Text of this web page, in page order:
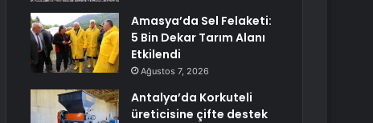
Amasya’da Sel Felaketi:
5 Bin Dekar Tarım Alanı
Etkilendi
Ağustos 7, 2026
Antalya’da Korkuteli
üreticisine çifte destek